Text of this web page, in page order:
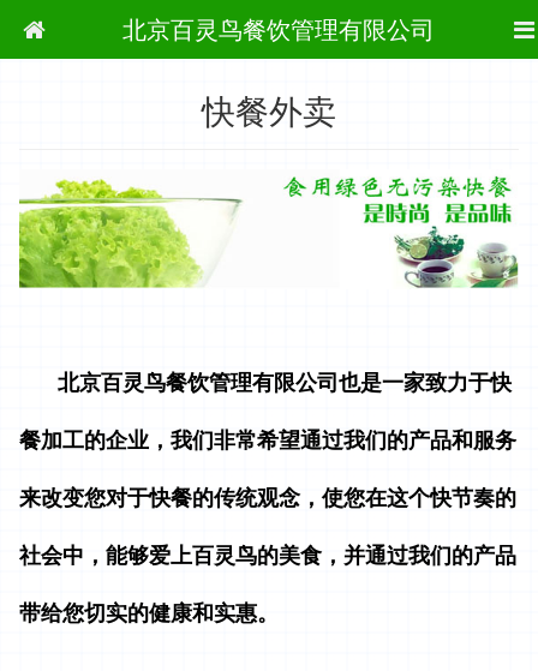
北京百灵鸟餐饮管理有限公司
当前位置： 首页 快餐外卖
快餐外卖
北京百灵鸟餐饮管理有限公司也是一家致力于快
餐加工的企业，我们非常希望通过我们的产品和服务
来改变您对于快餐的传统观念，使您在这个快节奏的
社会中，能够爱上百灵鸟的美食，并通过我们的产品
带给您切实的健康和实惠。